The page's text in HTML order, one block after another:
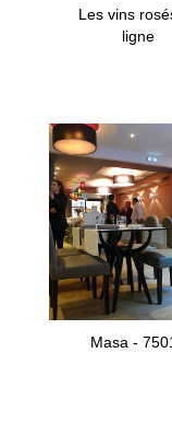
Les vins
ligne
Masa -